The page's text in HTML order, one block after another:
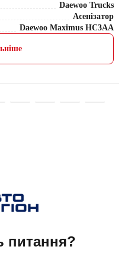
Daewoo Trucks
Асенізатор
Daewoo Maximus HC3AA
питання?